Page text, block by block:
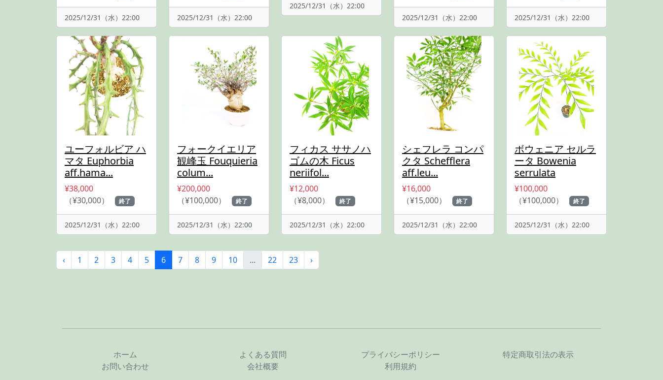
2025/12/31（水）22:00 2025/12/31（水）22:00
2025/12/31（水）22:00
2025/12/31（水）22:00 2025/12/31（水）22:00
ユーフォルビア ハ
マタ Euphorbia
aff.hama...
¥38,000
（¥30,000）
終了
2025/12/31（水）22:00
フォークイエリア
観峰玉 Fouquieria
colum...
¥200,000
（¥100,000）
終了
2025/12/31（水）22:00
フィカス ササノハ
ゴムの木 Ficus
neriifol...
¥12,000
（¥8,000）
終了
2025/12/31（水）22:00
シェフレラ コンパ
クタ Schefflera
aff.leu...
¥16,000
（¥15,000）
終了
2025/12/31（水）22:00
ボウェニア セルラ
ータ Bowenia
serrulata
¥100,000
（¥100,000）
終了
2025/12/31（水）22:00
‹ 1 2 3 4 5 6 7 8 9 10 ... 22 23 ›
ホーム
お問い合わせ
よくある質問
会社概要
プライバシーポリシー
利用規約
特定商取引法の表示